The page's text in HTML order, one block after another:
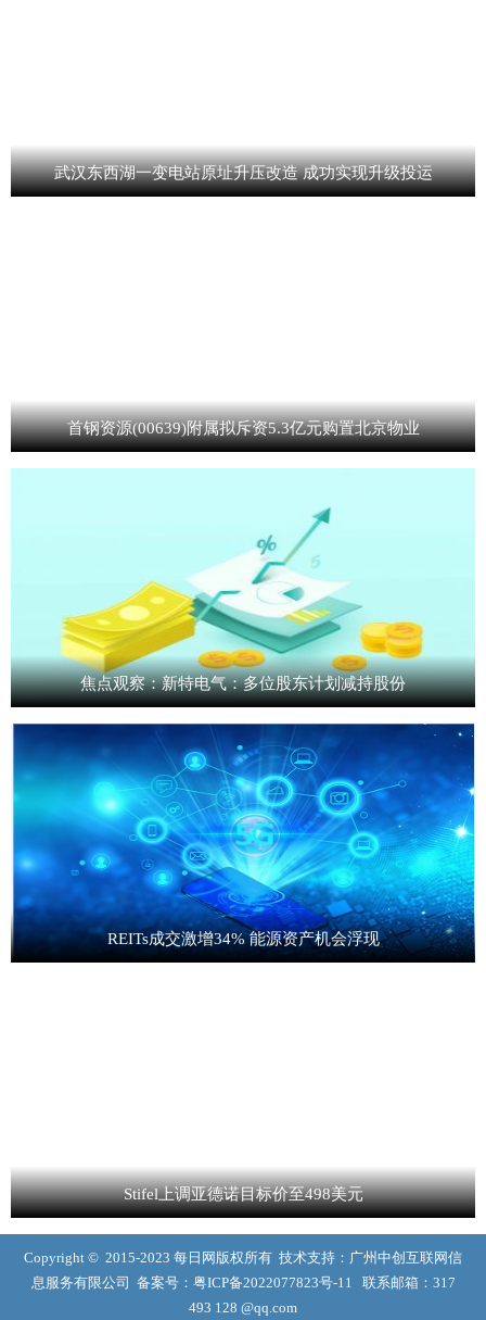
武汉东西湖一变电站原址升压改造 成功实现升级投运
首钢资源(00639)附属拟斥资5.3亿元购置北京物业
焦点观察：新特电气：多位股东计划减持股份
REITs成交激增34% 能源资产机会浮现
Stifel上调亚德诺目标价至498美元
Copyright © 2015-2023 每日网版权所有 技术支持：广州中创互联网信
息服务有限公司 备案号： 粤ICP备2022077823号-11 联系邮箱：317
493 128 @qq.com